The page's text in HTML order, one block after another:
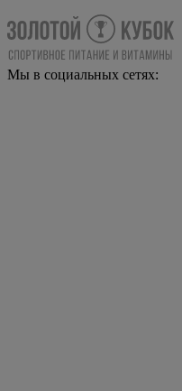
Мы в социальных сетях: